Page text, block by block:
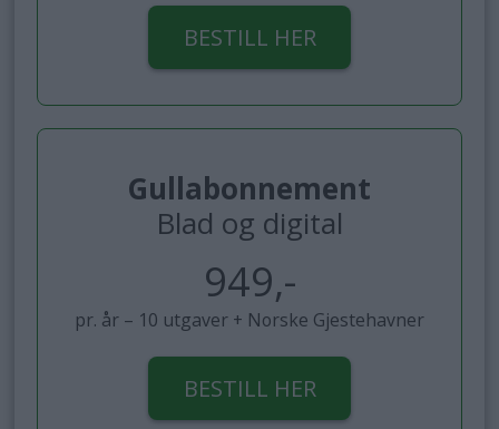
BESTILL HER
Gullabonnement
Blad og digital
949,-
pr. år – 10 utgaver + Norske Gjestehavner
BESTILL HER